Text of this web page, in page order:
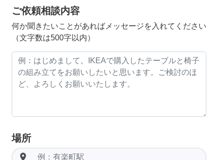
ご依頼相談内容
何か聞きたいことがあればメッセージを入れてください
（文字数は500字以内）
場所
room